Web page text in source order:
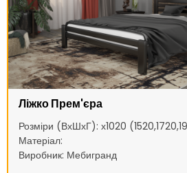
Ліжко Прем'єра
Розміри (ВхШхГ): х1020
Матеріал:
Виробник: Мебигранд